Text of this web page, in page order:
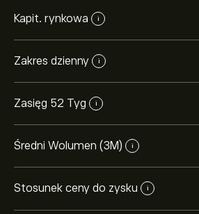
Kapit. rynkowa i
Zakres dzienny i
Zasięg 52 Tyg i
Średni Wolumen (3M) i
Stosunek ceny do zysku i